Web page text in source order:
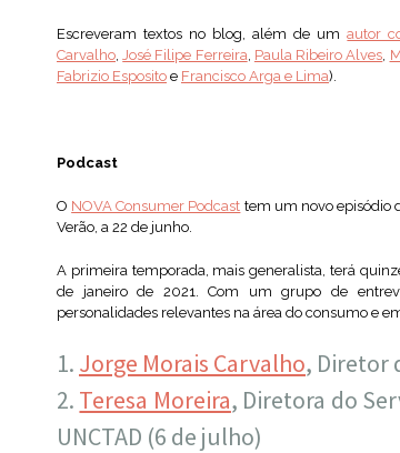
Escreveram textos no blog, além de umautor
Carvalho,José Filipe Ferreira, Paula Ribeiro Alves,
Fabrizio Esposito e Francisco Arga e Lima).
Podcast
O NOVA Consumer Podcast tem um novo episódio
Verão, a 22 de junho.
A primeira temporada, mais generalista, terá
de janeiro de 2021. Com um grupo de
personalidades relevantes na área do consumo e
Jorge Morais Carvalho, Diretor
Teresa Moreira, Diretora do
UNCTAD (6 de julho)